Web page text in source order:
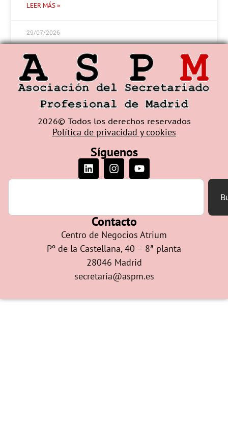
LEER MÁS »
29/07/2026
2026© Todos los derechos reservados
Política de privacidad y cookies
Síguenos
Contacto
Centro de Negocios Atrium
Pº de la Castellana, 40 – 8ª planta
28046 Madrid
secretaria@aspm.es